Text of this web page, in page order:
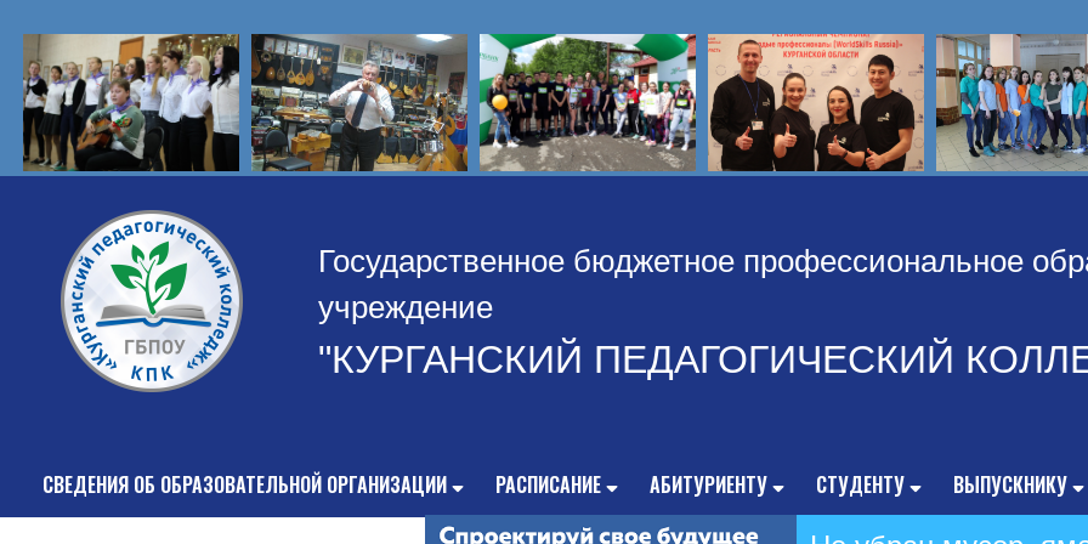
Государственное бюджетное профессиональное
учреждение
"КУРГАНСКИЙ ПЕДАГОГИЧЕСКИЙ
СВЕДЕНИЯ ОБ ОБРАЗОВАТЕЛЬНОЙ ОРГАНИЗАЦИИ РАСПИСАНИЕ АБИТУРИЕНТУ СТУДЕНТУ ВЫПУСКНИКУ